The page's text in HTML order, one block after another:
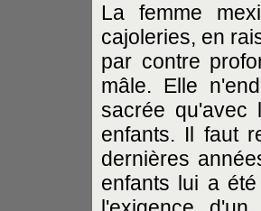
La femme
cajoleries, en
par contre
mâle. Elle
sacrée qu'avec
enfants. Il faut
dernières
enfants lui a